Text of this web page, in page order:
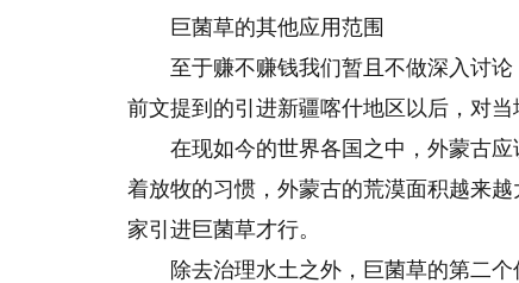
巨菌草的其他应用范围
至于赚不赚钱我们暂且不做深入讨
前文提到的引进新疆喀什地区以后，对
在现如今的世界各国之中，外蒙古
着放牧的习惯，外蒙古的荒漠面积越来
家引进巨菌草才行。
除去治理水土之外，巨菌草的第二